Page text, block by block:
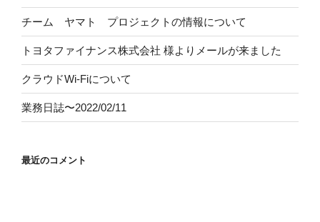
チーム ヤマト プロジェクトの情報について
トヨタファイナンス株式会社 様よりメールが来ました
クラウドWi-Fiについて
業務日誌〜2022/02/11
最近のコメント